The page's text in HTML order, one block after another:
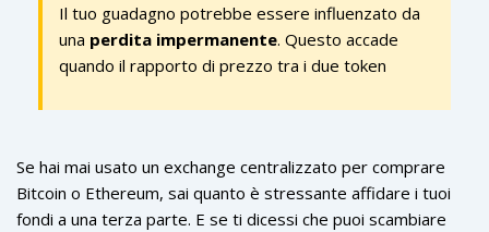
Il tuo guadagno potrebbe essere influenzato da
una perdita impermanente. Questo accade
quando il rapporto di prezzo tra i due token
Se hai mai usato un exchange centralizzato per comprare
Bitcoin o Ethereum, sai quanto è stressante affidare i tuoi
fondi a una terza parte. E se ti dicessi che puoi scambiare